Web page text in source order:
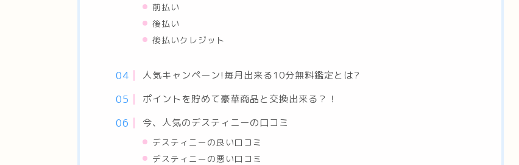
前払い
後払い
後払いクレジット
人気キャンペーン!毎月出来る10分無料鑑定とは?
ポイントを貯めて豪華商品と交換出来る？！
今、人気のデスティニーの口コミ
デスティニーの良い口コミ
デスティニーの悪い口コミ